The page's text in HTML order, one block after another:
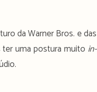
da Warner Bros. e das
uma postura muito in-